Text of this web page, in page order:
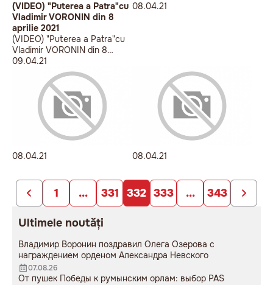
(VIDEO) "Puterea a Patra"cu
Vladimir VORONIN din 8
aprilie 2021
(VIDEO) "Puterea a Patra"cu
Vladimir VORONIN din 8
aprilie 2021
09.04.21
08.04.21
08.04.21 08.04.21
1 ... 331 332 333 ... 343
Ultimele noutăți
Владимир Воронин поздравил Олега Озерова с
награждением орденом Александра Невского
07.08.26
От пушек Победы к румынским орлам: выбор PAS